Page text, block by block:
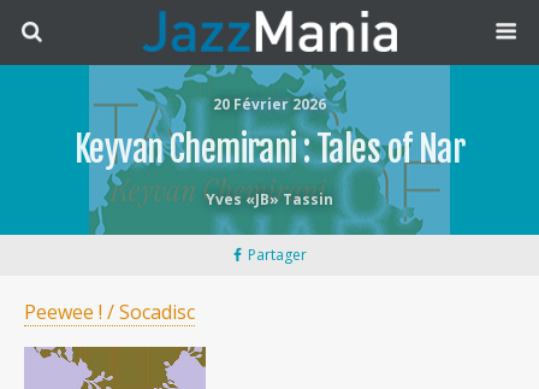
20 Février 2026
Keyvan Chemirani : Tales of Nar
Yves «JB» Tassin
Partager
Peewee ! / Socadisc